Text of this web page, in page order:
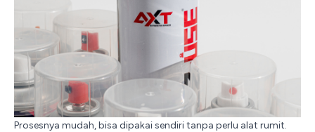
Prosesnya mudah, bisa dipakai sendiri tanpa perlu alat rumit.